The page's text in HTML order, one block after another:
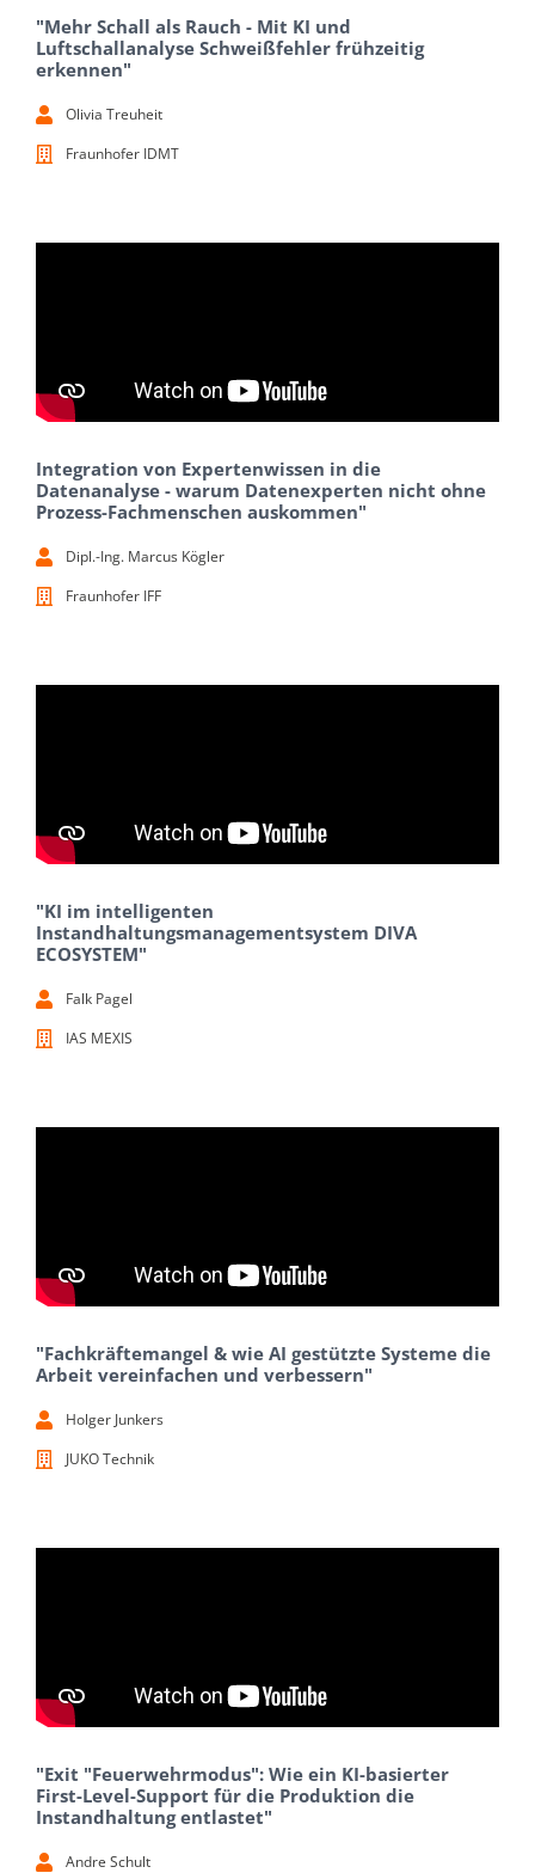
"Mehr Schall als Rauch - Mit KI und
Luftschallanalyse Schweißfehler frühzeitig
erkennen"
Olivia Treuheit
Fraunhofer IDMT
Integration von Expertenwissen in die
Datenanalyse - warum Datenexperten nicht ohne
Prozess-Fachmenschen auskommen"
Dipl.-Ing. Marcus Kögler
Fraunhofer IFF
"KI im intelligenten
Instandhaltungsmanagementsystem DIVA
ECOSYSTEM"
Falk Pagel
IAS MEXIS
"Fachkräftemangel & wie AI gestützte Systeme die
Arbeit vereinfachen und verbessern"
Holger Junkers
JUKO Technik
"Exit "Feuerwehrmodus": Wie ein KI-basierter
First-Level-Support für die Produktion die
Instandhaltung entlastet"
Andre Schult